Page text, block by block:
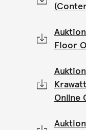
Floor
Online